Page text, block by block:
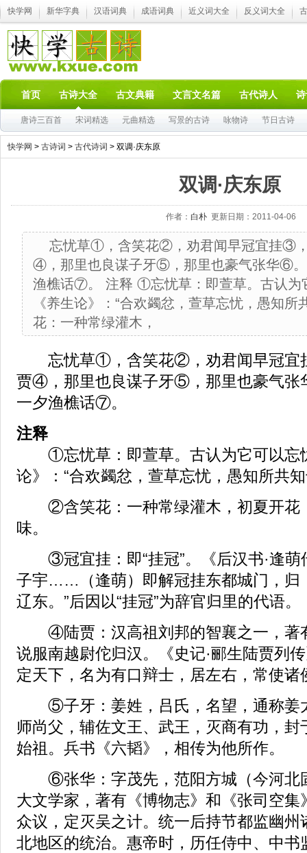
快学网 新华字典 汉语词典 成语词典 近义词大全 反义词大全
首页 古诗大全 古文典籍 文言文名篇 古代诗人
唐诗三百首 宋词精选 元曲精选 写景的古诗 咏物诗 节日古诗
快学网 > 古诗词 > 古代诗词 > 双调·庆东原
双调·庆东原
作者： 白朴 更新日期：2011-04-06
忘忧草①，含笑花②，劝君闻早冠宜挂③
④，那里也良谋子牙⑤，那里也豪气张华⑥。
渔樵话⑦。 注释 ①忘忧草：即萱草。古认为
《养生论》：“合欢蠲忿，萱草忘忧，愚知
花：一种常绿灌木，
忘忧草①，含笑花②，劝君闻早冠宜
贾④，那里也良谋子牙⑤，那里也豪气张
一夕渔樵话⑦。
注释
①忘忧草：即萱草。古认为它可以忘
论》：“合欢蠲忿，萱草忘忧，愚知所共
②含笑花：一种常绿灌木，初夏开花
味。
③冠宜挂：即“挂冠”。《后汉书·逢萌
子宇……（逢萌）即解冠挂东都城门，归
辽东。”后因以“挂冠”为辞官归里的代语。
④陆贾：汉高祖刘邦的智襄之一，著
说服南越尉佗归汉。《史记·郦生陆贾列
定天下，名为有口辩士，居左右，常使诸
⑤子牙：姜姓，吕氏，名望，通称姜
师尚父，辅佐文王、武王，灭商有功，
始祖。兵书《六韬》，相传为他所作。
⑥张华：字茂先，范阳方城（今河北
大文学家，著有《博物志》和《张司空集
众议，定灭吴之计。统一后持节都监幽州
北地区的统治。惠帝时，历任侍中、中书